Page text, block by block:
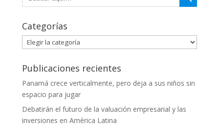
Categorías
Categorías
Publicaciones recientes
Panamá crece verticalmente, pero deja a sus niños sin
espacio para jugar
Debatirán el futuro de la valuación empresarial y las
inversiones en América Latina